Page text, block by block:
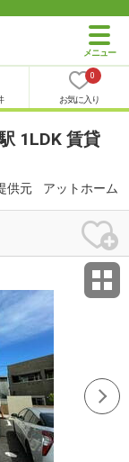
0
お気に入り
1LDK 賃貸
供元 アットホーム